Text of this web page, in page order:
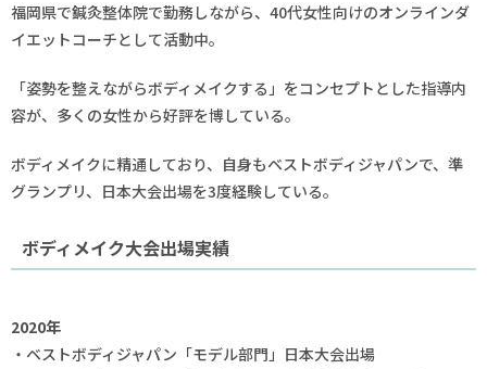
福岡県で鍼灸整体院で勤務しながら、40代女性向けのオンラインダ
イエットコーチとして活動中。
「姿勢を整えながらボディメイクする」をコンセプトとした指導内
容が、多くの女性から好評を博している。
ボディメイクに精通しており、自身もベストボディジャパンで、準
グランプリ、日本大会出場を3度経験している。
ボディメイク大会出場実績
2020年
・ベストボディジャパン「モデル部門」日本大会出場